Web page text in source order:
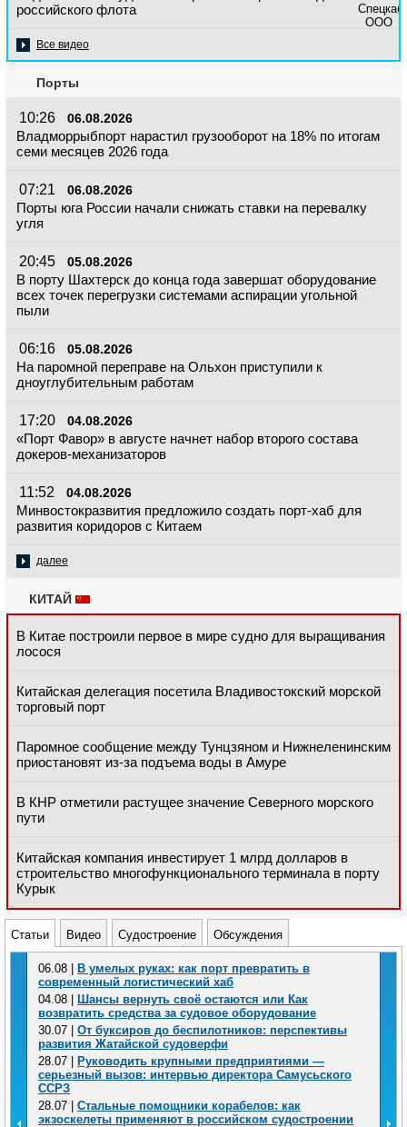
российского флота
Все видео
Порты
10:26 06.08.2026
Владморрыбпорт нарастил грузооборот на 18% по итогам
семи месяцев 2026 года
07:21 06.08.2026
Порты юга России начали снижать ставки на перевалку
угля
20:45 05.08.2026
В порту Шахтерск до конца года завершат оборудование
всех точек перегрузки системами аспирации угольной
пыли
06:16 05.08.2026
На паромной переправе на Ольхон приступили к
дноуглубительным работам
17:20 04.08.2026
«Порт Фавор» в августе начнет набор второго состава
докеров-механизаторов
11:52 04.08.2026
Минвостокразвития предложило создать порт-хаб для
развития коридоров с Китаем
далее
КИТАЙ
В Китае построили первое в мире судно для выращивания
лосося
Китайская делегация посетила Владивостокский морской
торговый порт
Паромное сообщение между Тунцзяном и Нижнеленинским
приостановят из-за подъема воды в Амуре
В КНР отметили растущее значение Северного морского
пути
Китайская компания инвестирует 1 млрд долларов в
строительство многофункционального терминала в порту
Курык
Статьи Видео Судостроение Обсуждения
06.08 |
В умелых руках: как порт превратить в
современный логистический хаб
04.08 |
Шансы вернуть своё остаются или Как
возвратить средства за судовое оборудование
30.07 | От буксиров до беспилотников: перспективы
развития Жатайской судоверфи
28.07 |
Руководить крупными предприятиями —
серьезный вызов: интервью директора Самусьского
ССРЗ
28.07 | Стальные помощники корабелов: как
экзоскелеты применяют в российском судостроении